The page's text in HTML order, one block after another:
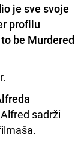
je sve svoje
profilu
be Murdered
sadrži